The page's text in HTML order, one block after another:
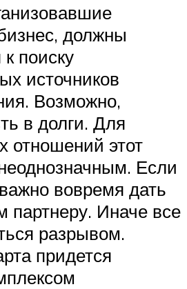
должны
к поиску
источников
Возможно,
в долги. Для
отношений этот
Если
вовремя дать
партнеру. Иначе все
разрывом.
придется